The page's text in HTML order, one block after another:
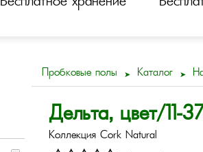
Пробковые полы Каталог
Дельта, цвет/11-
Коллекция Cork Natural